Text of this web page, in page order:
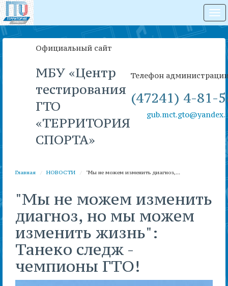
Официальный сайт
МБУ «Центр
тестирования
ГТО
«ТЕРРИТОРИЯ
СПОРТА»
Телефон
(47241) 4-81-
Главная НОВОСТИ "Мы не можем изменить диагноз,...
"Мы не можем изменить
диагноз, но мы можем
изменить жизнь":
Танеко следж -
чемпионы ГТО!